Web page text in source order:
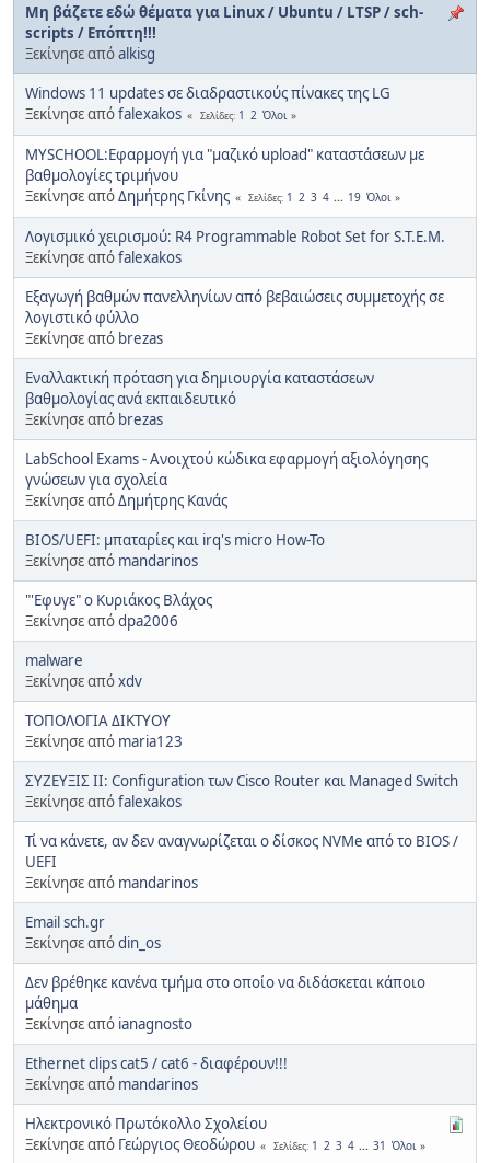
Μη βάζετε εδώ θέματα για Linux / Ubuntu / LTSP / sch-
scripts / Επόπτη!!!
Ξεκίνησε απόalkisg
Windows 11 updates σε διαδραστικούς πίνακες της LG
Ξεκίνησε απόfalexakos Σελίδες 1 2 Όλοι
MYSCHOOL:Εφαρμογή για "μαζικό upload" καταστάσεων με
βαθμολογίες τριμήνου
Ξεκίνησε απόΔημήτρης Γκίνης Σελίδες 1 2 3 4 ... 19 Όλοι
Λογισμικό χειρισμού: R4 Programmable Robot Set for S.T.E.M.
Ξεκίνησε απόfalexakos
Εξαγωγή βαθμών πανελληνίων από βεβαιώσεις συμμετοχής σε
λογιστικό φύλλο
Ξεκίνησε από brezas
Εναλλακτική πρόταση για δημιουργία καταστάσεων
βαθμολογίας ανά εκπαιδευτικό
Ξεκίνησε από brezas
LabSchool Exams - Ανοιχτού κώδικα εφαρμογή αξιολόγησης
γνώσεων για σχολεία
Ξεκίνησε απόΔημήτρης Κανάς
BIOS/UEFI: μπαταρίες και irq's micro How-To
Ξεκίνησε από mandarinos
"'Εφυγε" ο Κυριάκος Βλάχος
Ξεκίνησε απόdpa2006
malware
Ξεκίνησε απόxdv
ΤΟΠΟΛΟΓΙΑ ΔΙΚΤΥΟΥ
Ξεκίνησε από maria123
ΣΥΖΕΥΞΙΣ ΙΙ: Configuration των Cisco Router και Managed Switch
Ξεκίνησε απόfalexakos
Τί να κάνετε, αν δεν αναγνωρίζεται ο δίσκος NVMe από το BIOS /
UEFI
Ξεκίνησε από mandarinos
Email sch.gr
Ξεκίνησε απόdin_os
Δεν βρέθηκε κανένα τμήμα στο οποίο να διδάσκεται κάποιο
μάθημα
Ξεκίνησε από ianagnosto
Ethernet clips cat5 / cat6 - διαφέρουν!!!
Ξεκίνησε από mandarinos
Ηλεκτρονικό Πρωτόκολλο Σχολείου
Ξεκίνησε από Γεώργιος Θεοδώρου Σελίδες 1 2 3 4 ... 31 Όλοι